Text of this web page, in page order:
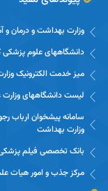
وزارت بهداشت و درمان
دانشگاههای علوم
میز خدمت الکترونیک
لیست دانشگاههای وزارت
سامانه پیشخوان ارباب
وزارت بهداشت
بانک تخصصی فیلم
مرکز جذب و امور هیات